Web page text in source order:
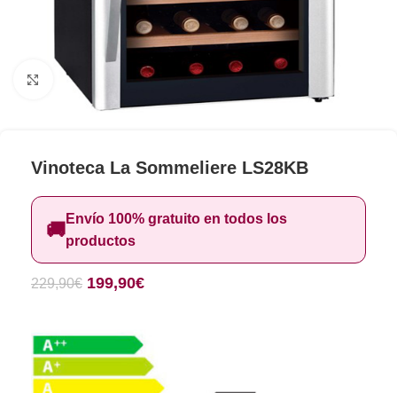
Clic para ampliar
Vinoteca La Sommeliere LS28KB
🚚Envío 100% gratuito en todos los
productos
229,90€ 199,90€